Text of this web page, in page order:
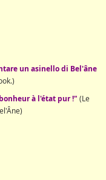
un asinello di Bel'âne
à l'état pur !" (Le